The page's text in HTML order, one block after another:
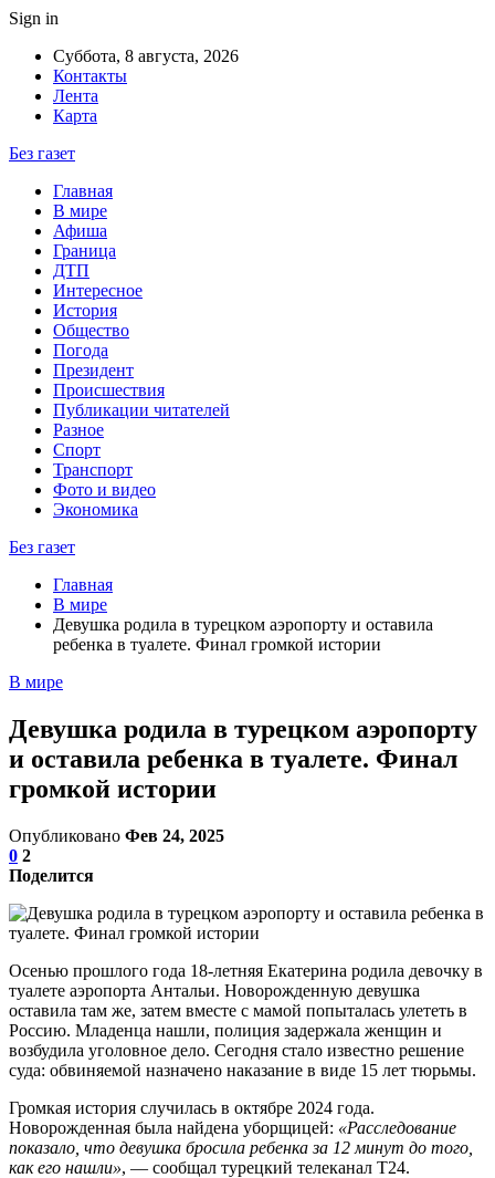
Sign in
Суббота, 8 августа, 2026
Контакты
Лента
Карта
Без газет
Главная
В мире
Афиша
Граница
ДТП
Интересное
История
Общество
Погода
Президент
Происшествия
Публикации читателей
Разное
Спорт
Транспорт
Фото и видео
Экономика
Без газет
Главная
В мире
Девушка родила в турецком аэропорту и оставила
ребенка в туалете. Финал громкой истории
В мире
Девушка родила в турецком аэропорту
и оставила ребенка в туалете. Финал
громкой истории
Опубликовано Фев 24, 2025
0 2
Поделится
Осенью прошлого года 18-летняя Екатерина родила девочку в
туалете аэропорта Антальи. Новорожденную девушка
оставила там же, затем вместе с мамой попыталась улететь в
Россию. Младенца нашли, полиция задержала женщин и
возбудила уголовное дело. Сегодня стало известно решение
суда: обвиняемой назначено наказание в виде 15 лет тюрьмы.
Громкая история случилась в октябре 2024 года.
Новорожденная была найдена уборщицей: «Расследование
показало, что девушка бросила ребенка за 12 минут до того,
как его нашли», — сообщал турецкий телеканал T24.